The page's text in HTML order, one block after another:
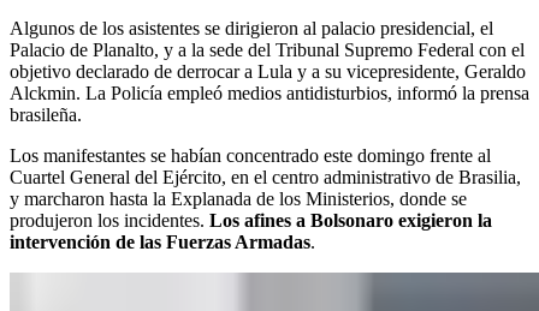
Algunos de los asistentes se dirigieron al palacio presidencial, el
Palacio de Planalto, y a la sede del Tribunal Supremo Federal con el
objetivo declarado de derrocar a Lula y a su vicepresidente, Geraldo
Alckmin. La Policía empleó medios antidisturbios, informó la prensa
brasileña.
Los manifestantes se habían concentrado este domingo frente al
Cuartel General del Ejército, en el centro administrativo de Brasilia,
y marcharon hasta la Explanada de los Ministerios, donde se
produjeron los incidentes. Los afines a Bolsonaro exigieron la
intervención de las Fuerzas Armadas.